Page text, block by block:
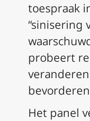
toespraak
“sinisering
probeert
Het panel